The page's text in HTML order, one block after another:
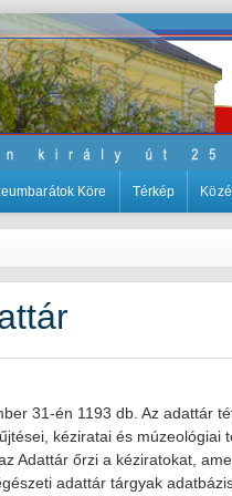
Köre Térkép
31-én 1193 db. Az adattár
kéziratai és múzeológiai
Adattár őrzi a kéziratokat,
adattár tárgyak